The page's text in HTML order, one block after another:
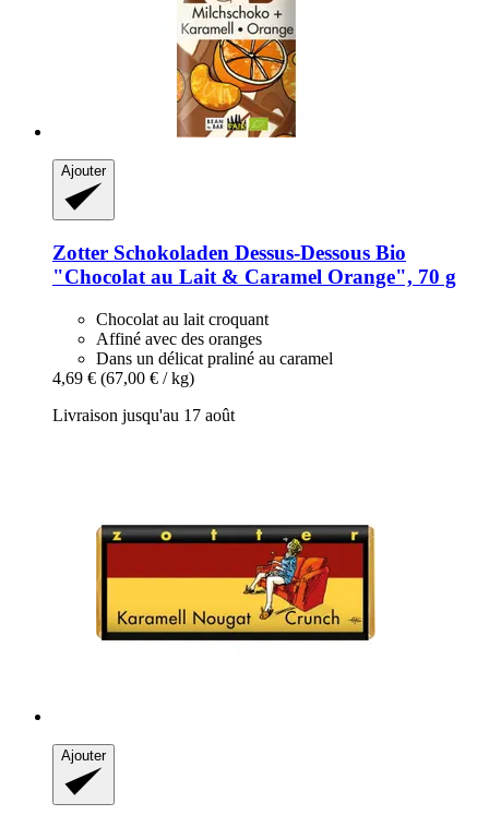
Ajouter
Zotter Schokoladen Dessus-​Dessous Bio
"Chocolat au Lait & Caramel Orange", 70 g
Chocolat au lait croquant
Affiné avec des oranges
Dans un délicat praliné au caramel
4,69 € (67,00 € / kg)
Livraison jusqu'au 17 août
Ajouter